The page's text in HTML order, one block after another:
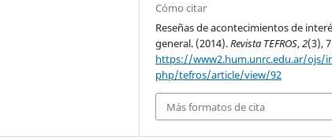
Cómo citar
Reseñas de acontecimientos de
general. (2014).Revista TEFROS,2(3),
https://www2.hum.unrc.edu.ar/ojs/
php/tefros/article/view/92
Más formatos de cita